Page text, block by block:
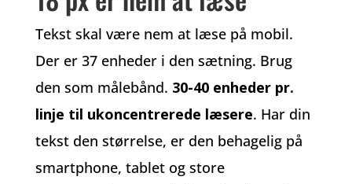
Tekst skal være nem at læse på mobil.
Der er 37 enheder i den sætning. Brug
den som målebånd. 30-40 enheder pr.
linje til ukoncentrerede læsere. Har din
tekst den størrelse, er den behagelig på
smartphone, tablet og store